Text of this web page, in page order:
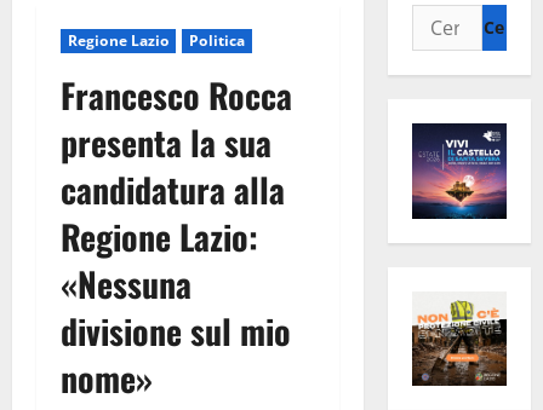
Regione Lazio Politica
Francesco Rocca
presenta la sua
candidatura alla
Regione Lazio:
«Nessuna
divisione sul mio
nome»
Ricerca
per: